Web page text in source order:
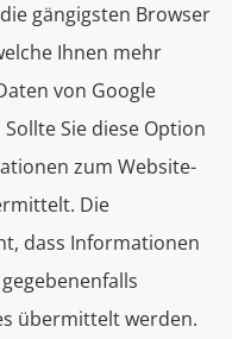
gängigsten Browser
Ihnen mehr
von Google
Sie diese Option
zum Website-
Die
dass Informationen
übermittelt werden.